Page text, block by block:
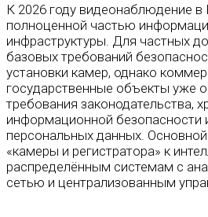
К 2026 году видеонаблюдение в
полноценной частью
инфраструктуры. Для частных
базовых требований
установки камер, однако
государственные объекты уже
требования законодательства,
информационной безопасности
персональных данных.
«камеры и регистратора» к
распределённым системам с
сетью и централизованным